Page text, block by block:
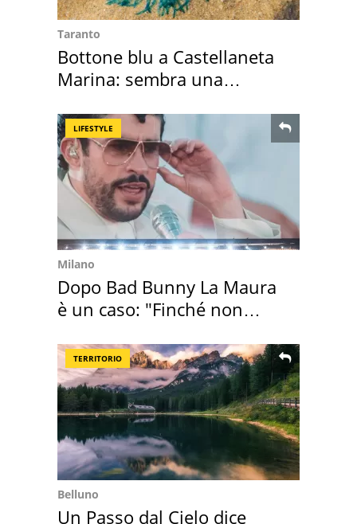
Taranto
Bottone blu a Castellaneta
Marina: sembra una
LIFESTYLE
Milano
Dopo Bad Bunny La Maura
è un caso: "Finché non
TERRITORIO
Belluno
Un Passo dal Cielo dice